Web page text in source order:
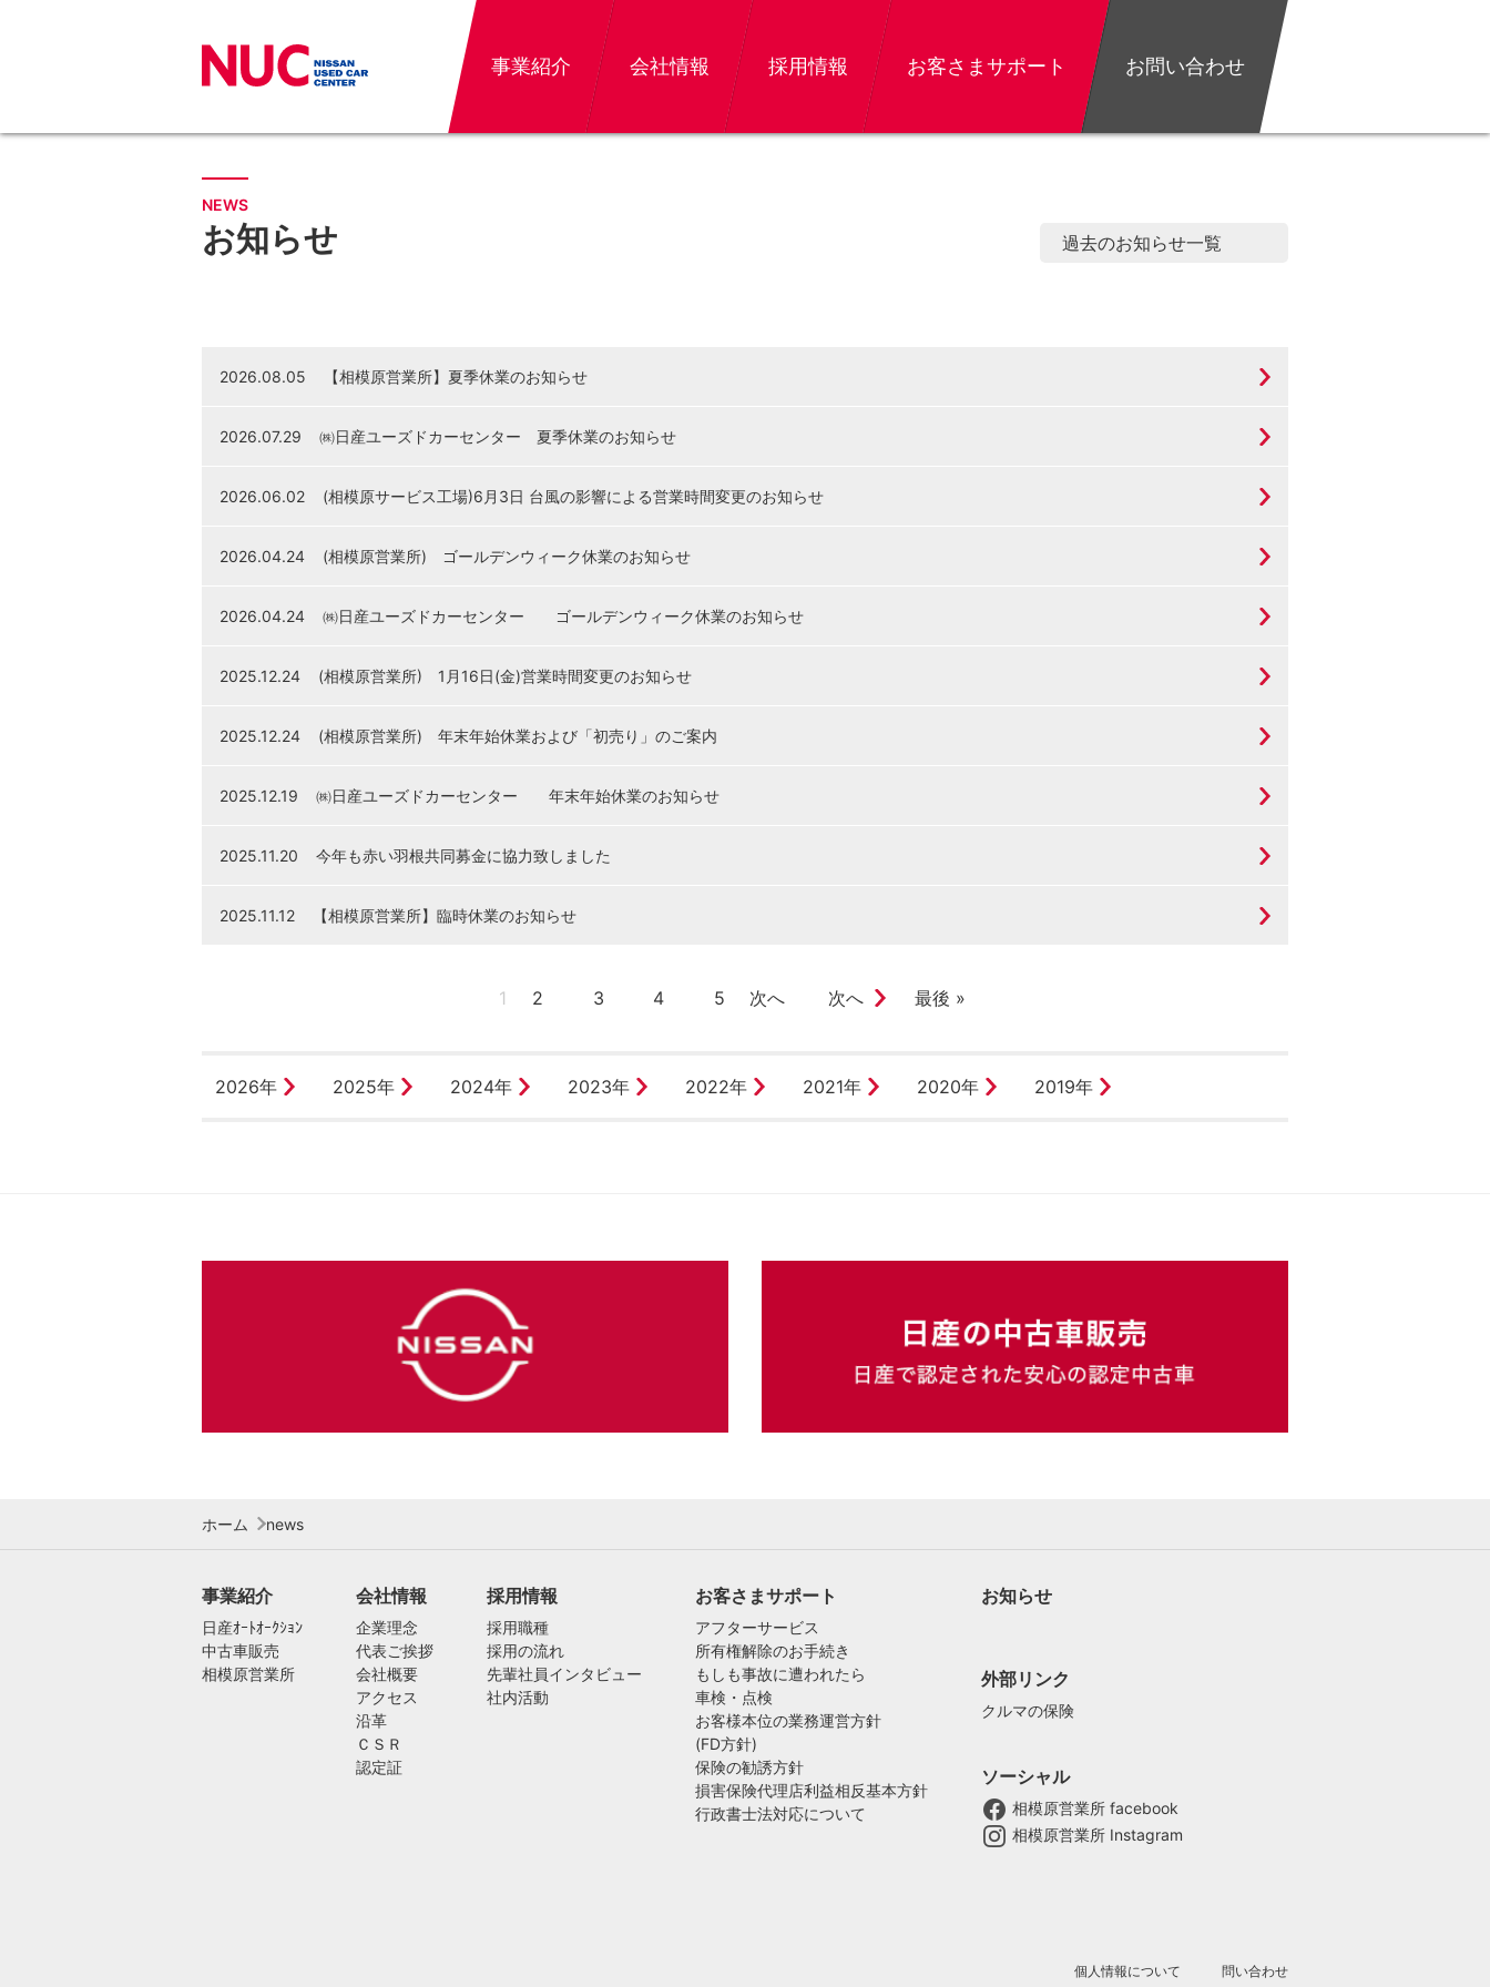
事業紹介 会社情報 採用情報 お客さまサポート お問い合わせ
NEWS
お知らせ
2026.08.05 【相模原営業所】夏季休業のお知らせ
2026.07.29 ㈱日産ユーズドカーセンター 夏季休業のお知らせ
2026.06.02 (相模原サービス工場)6月3日 台風の影響による営業時間変更のお知らせ
2026.04.24 (相模原営業所) ゴールデンウィーク休業のお知らせ
2026.04.24 ㈱日産ユーズドカーセンター ゴールデンウィーク休業のお知らせ
2025.12.24 (相模原営業所) 1月16日(金)営業時間変更のお知らせ
2025.12.24 (相模原営業所) 年末年始休業および「初売り」のご案内
2025.12.19 ㈱日産ユーズドカーセンター 年末年始休業のお知らせ
2025.11.20 今年も赤い羽根共同募金に協力致しました
2025.11.12 【相模原営業所】臨時休業のお知らせ
1 2 3 4 5 次へ 次へ 最後 »
2026年 2025年 2024年 2023年 2022年 2021年 2020年 2019年
ホーム news
事業紹介
日産ｵｰﾄｵｰｸｼｮﾝ
中古車販売
相模原営業所
会社情報
企業理念
代表ご挨拶
会社概要
アクセス
沿革
ＣＳＲ
認定証
採用情報
採用職種
採用の流れ
先輩社員インタビュー
社内活動
お客さまサポート
アフターサービス
所有権解除のお手続き
もしも事故に遭われたら
車検・点検
お客様本位の業務運営方針
(FD方針)
保険の勧誘方針
損害保険代理店利益相反基本方針
行政書士法対応について
お知らせ
外部リンク
クルマの保険
ソーシャル
相模原営業所 facebook
相模原営業所 Instagram
個人情報について 問い合わせ